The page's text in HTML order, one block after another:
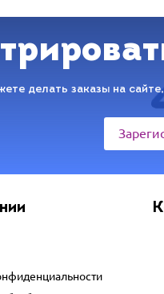
делать заказы на